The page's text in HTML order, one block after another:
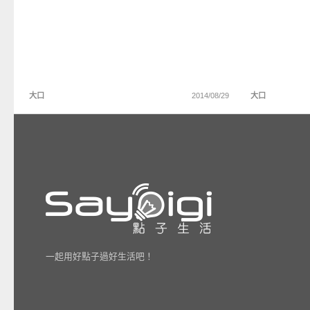
大口 2014/08/29 大口
一起用好點子過好生活吧！